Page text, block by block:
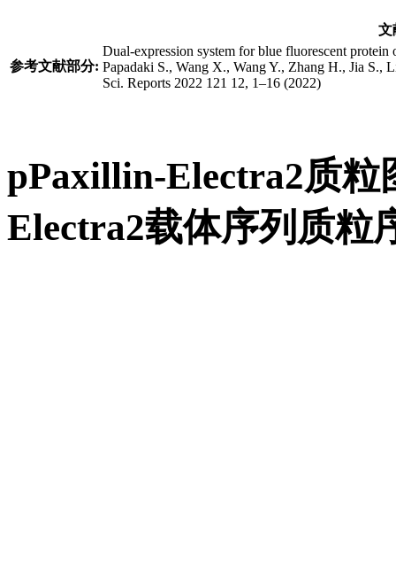
文
参考文献部分:
Dual-expression system for blue fluorescent protein
Papadaki S., Wang X., Wang Y., Zhang H., Jia
Sci. Reports 2022 121 12, 1–16 (2022)
pPaxillin-Electra2质
Electra2载体序列质粒